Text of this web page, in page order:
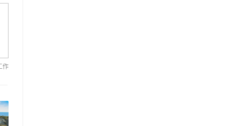
作